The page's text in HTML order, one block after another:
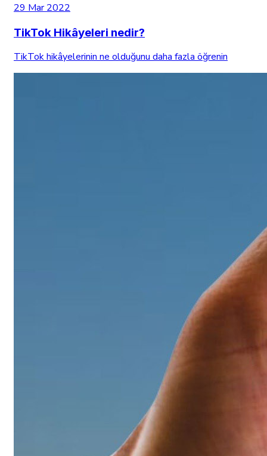
29 Mar 2022
TikTok Hikâyeleri nedir?
TikTok hikâyelerinin ne olduğunu daha fazla öğrenin